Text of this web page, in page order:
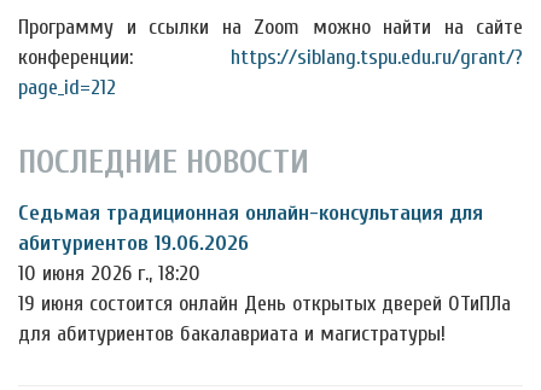
Программу и ссылки на Zoom можно найти на сайте
конференции: https://siblang.tspu.edu.ru/grant/?
page_id=212
ПОСЛЕДНИЕ НОВОСТИ
Седьмая традиционная онлайн-консультация для
абитуриентов 19.06.2026
10 июня 2026 г., 18:20
19 июня состоится онлайн День открытых дверей ОТиПЛа
для абитуриентов бакалавриата и магистратуры!